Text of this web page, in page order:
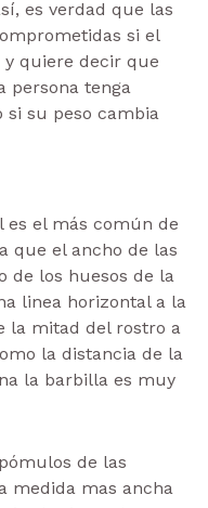
es verdad que las
si el
quiere decir que
persona tenga
si su peso cambia
es el más común de
que el ancho de las
de los huesos de la
linea horizontal a la
la mitad del rostro a
la distancia de la
la barbilla es muy
de las
medida mas ancha